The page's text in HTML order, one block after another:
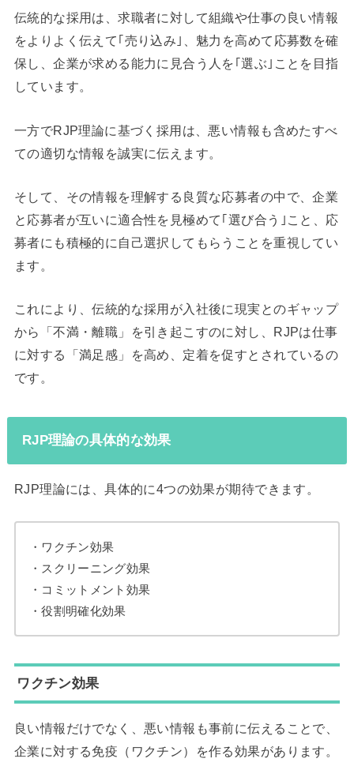
伝統的な採用は、求職者に対して組織や仕事の良い情報
をよりよく伝えて｢売り込み｣、魅力を高めて応募数を確
保し、企業が求める能力に見合う人を｢選ぶ｣ことを目指
しています。
一方でRJP理論に基づく採用は、悪い情報も含めたすべ
ての適切な情報を誠実に伝えます。
そして、その情報を理解する良質な応募者の中で、企業
と応募者が互いに適合性を見極めて｢選び合う｣こと、応
募者にも積極的に自己選択してもらうことを重視してい
ます。
これにより、伝統的な採用が入社後に現実とのギャップ
から「不満・離職」を引き起こすのに対し、RJPは仕事
に対する「満足感」を高め、定着を促すとされているの
です。
RJP理論の具体的な効果
RJP理論には、具体的に4つの効果が期待できます。
・ワクチン効果
・スクリーニング効果
・コミットメント効果
・役割明確化効果
ワクチン効果
良い情報だけでなく、悪い情報も事前に伝えることで、
企業に対する免疫（ワクチン）を作る効果があります。